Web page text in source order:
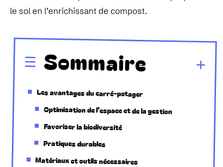
le sol en l’enrichissant de compost.
Sommaire
Les avantages du carré-potager
Optimisation de l’espace et de la gestion
Favoriser la biodiversité
Pratiques durables
Matériaux et outils nécessaires